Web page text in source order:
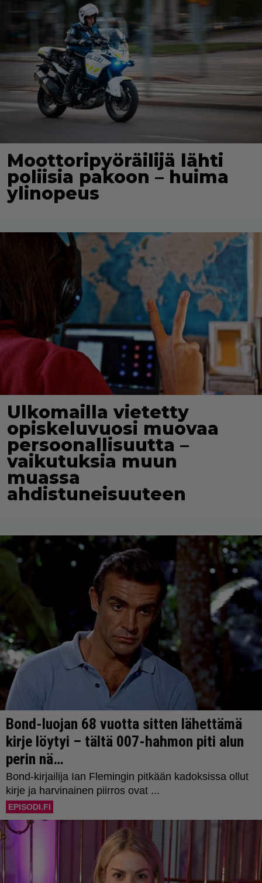
Moottoripyöräilijä lähti
poliisia pakoon – huima
ylinopeus
Ulkomailla vietetty
opiskeluvuosi muovaa
persoonallisuutta –
vaikutuksia muun
muassa
ahdistuneisuuteen